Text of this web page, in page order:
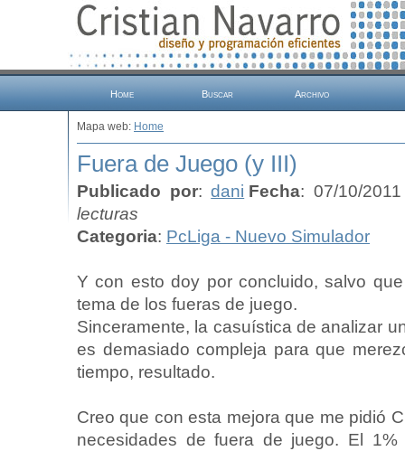
Home Buscar Archivo
Mapa web: Home
Fuera de Juego (y III)
Publicado por:dani Fecha: 07/10/
lecturas
Categoria: PcLiga - Nuevo Simulador
Y con esto doy por concluido, salvo
tema de los fueras de juego.
Sinceramente, la casuística de analizar
es demasiado compleja para que
tiempo, resultado.
Creo que con esta mejora que me pidió
necesidades de fuera de juego. El